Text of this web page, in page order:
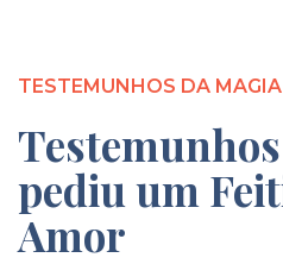
TESTEMUNHOS DA MAGIA
pediu um
Amor